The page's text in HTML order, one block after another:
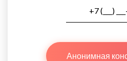
Анонимная